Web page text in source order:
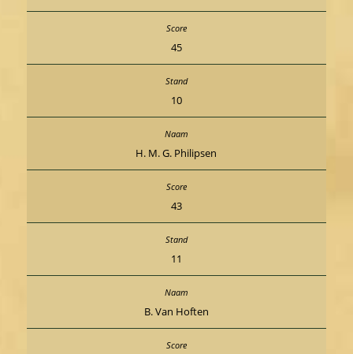
45
10
H. M. G. Philipsen
43
11
B. Van Hoften